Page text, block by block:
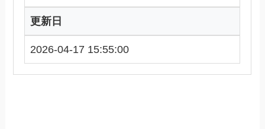
更新日
2026-04-17 15:55:00